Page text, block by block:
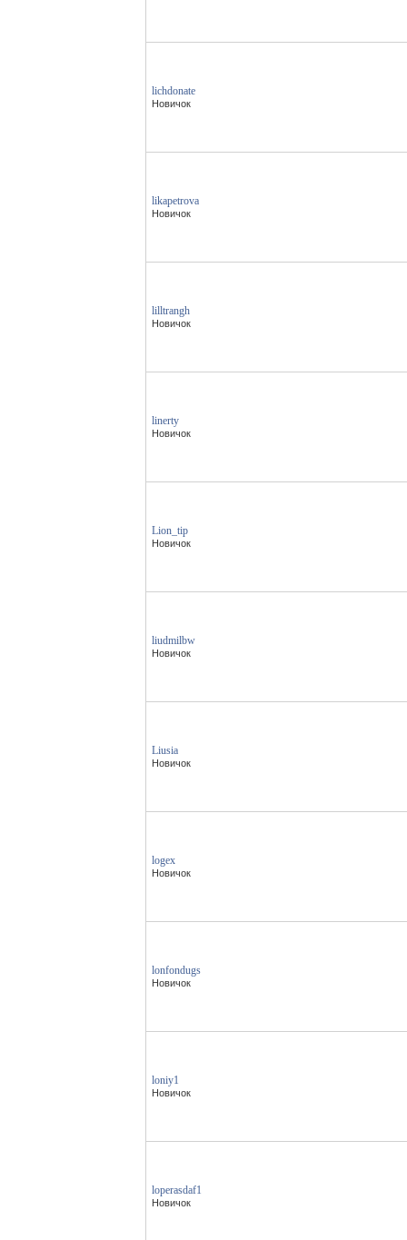
lichdonate
Новичок
likapetrova
Новичок
lilltrangh
Новичок
linerty
Новичок
Lion_tip
Новичок
liudmilbw
Новичок
Liusia
Новичок
logex
Новичок
lonfondugs
Новичок
loniy1
Новичок
loperasdaf1
Новичок